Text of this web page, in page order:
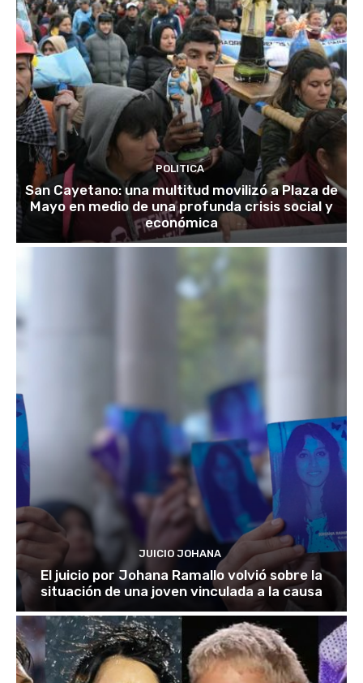
POLITICA
San Cayetano: una multitud movilizó a Plaza de
Mayo en medio de una profunda crisis social y
económica
JUICIO JOHANA
El juicio por Johana Ramallo volvió sobre la
situación de una joven vinculada a la causa